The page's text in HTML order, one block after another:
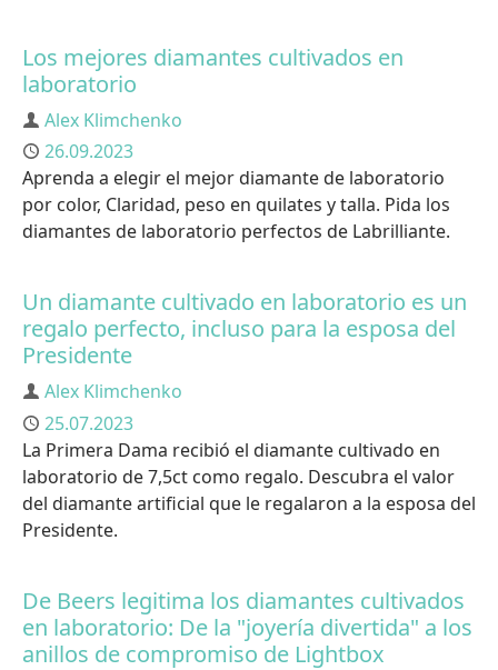
Los mejores diamantes cultivados en
laboratorio
Autor
Alex Klimchenko
Publicado
26.09.2023
Aprenda a elegir el mejor diamante de laboratorio
por color, Claridad, peso en quilates y talla. Pida los
diamantes de laboratorio perfectos de Labrilliante.
Un diamante cultivado en laboratorio es un
regalo perfecto, incluso para la esposa del
Presidente
Autor
Alex Klimchenko
Publicado
25.07.2023
La Primera Dama recibió el diamante cultivado en
laboratorio de 7,5ct como regalo. Descubra el valor
del diamante artificial que le regalaron a la esposa del
Presidente.
De Beers legitima los diamantes cultivados
en laboratorio: De la "joyería divertida" a los
anillos de compromiso de Lightbox